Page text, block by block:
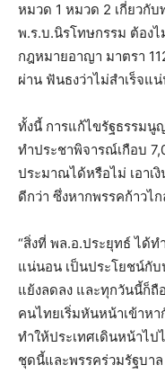
หมวด 1 หมวด 2 เกี่ยวกั
พ.ร.บ.นิรโทษกรรม ต้อง
กฎหมายอาญา มาตรา
ผ่าน ฟันธงว่าไม่สำเร็จแ
ทั้งนี้ การแก้ไขรัฐธรรมนู
ทำประชาพิจารณ์เกือบ
ประมาณได้หรือไม่ เอาเ
ดีกว่า ซึ่งหากพรรคก้าวไ
“สิ่งที่ พล.อ.ประยุทธ์ ได้
แน่นอน เป็นประโยชน์กั
แย้งลดลง และทุกวันนี้ก็ถื
คนไทยเริ่มหันหน้าเข้าห
ทำให้ประเทศเดินหน้าไป
ชุดนี้และพรรคร่วมรัฐบา